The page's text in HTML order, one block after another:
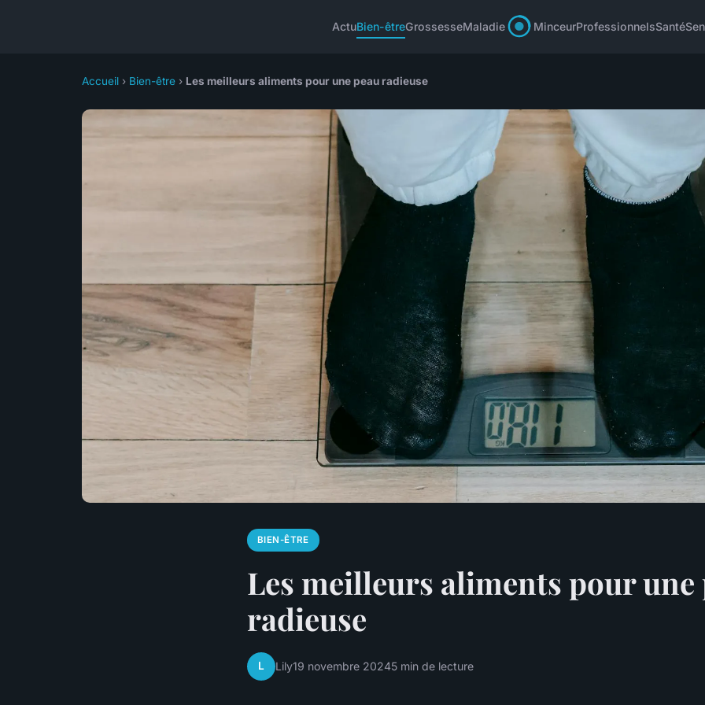
ActuBien-êtreGrossesseMaladie MinceurProfessionnelsSanté
Accueil › Bien-être › Les meilleurs aliments pour une peau radieuse
BIEN-ÊTRE
Les meilleurs aliments pour une
radieuse
L Lily19 novembre 20245 min de lecture